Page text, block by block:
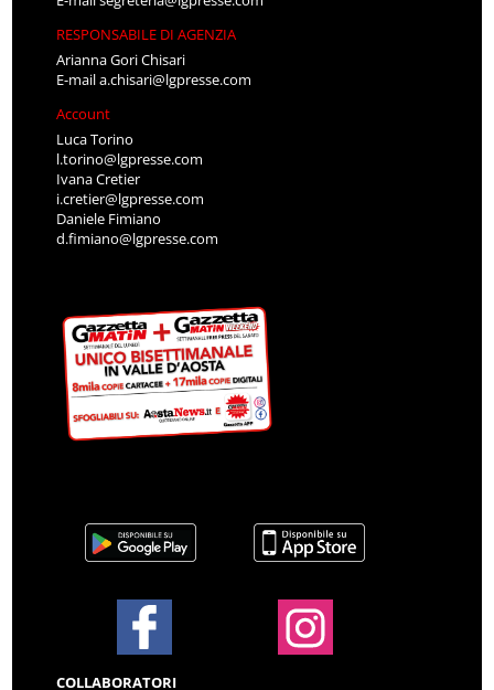
RESPONSABILE DI AGENZIA
Arianna Gori Chisari
E-maila.chisari@lgpresse.com
Account
Luca Torino
l.torino@lgpresse.com
Ivana Cretier
i.cretier@lgpresse.com
Daniele Fimiano
d.fimiano@lgpresse.com
COLLABORATORI